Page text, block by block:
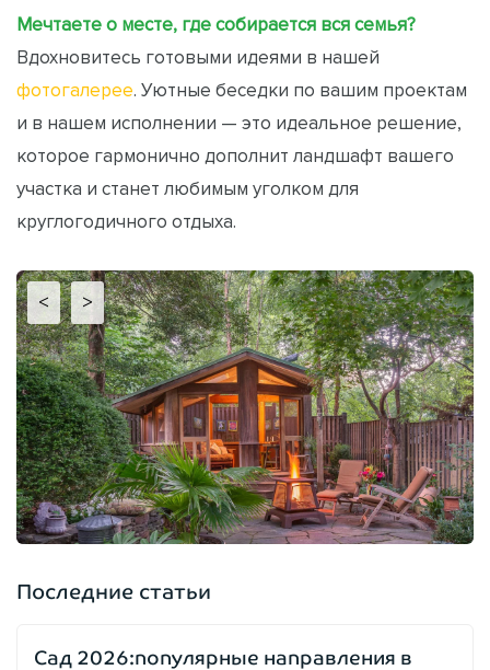
Мечтаете о месте, где собирается вся семья?
Вдохновитесь готовыми идеями в нашей
фотогалерее. Уютные беседки по вашим проектам
и в нашем исполнении — это идеальное решение,
которое гармонично дополнит ландшафт вашего
участка и станет любимым уголком для
круглогодичного отдыха.
< >
Последние статьи
Сад 2026:популярные направления в